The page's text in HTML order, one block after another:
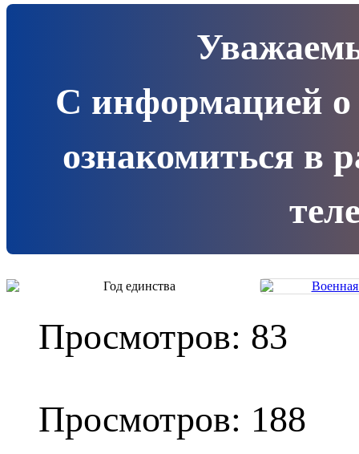
С информацией о
ознакомиться в
Просмотров: 83
Просмотров: 188